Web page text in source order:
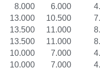
8.000
10.000
13.000
16.000
13.500
16.500
13.500
16.500
10.000
12.500
10.000
12.500